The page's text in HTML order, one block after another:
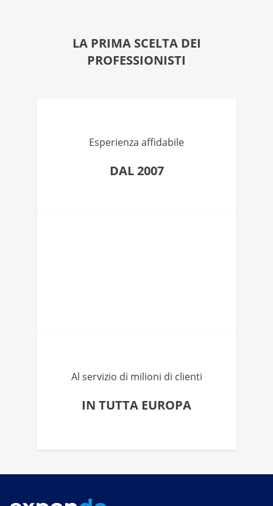
LA PRIMA SCELTA DEI
PROFESSIONISTI
Esperienza affidabile
DAL 2007
Al servizio di milioni di clienti
IN TUTTA EUROPA